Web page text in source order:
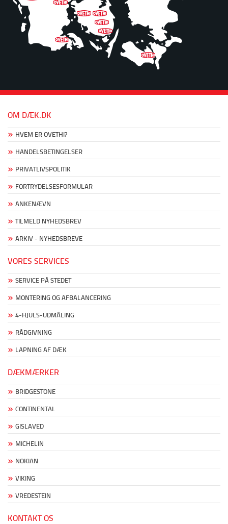
OM DÆK.DK
HVEM ER OVETHI?
HANDELSBETINGELSER
PRIVATLIVSPOLITIK
FORTRYDELSESFORMULAR
ANKENÆVN
TILMELD NYHEDSBREV
ARKIV - NYHEDSBREVE
VORES SERVICES
SERVICE PÅ STEDET
MONTERING OG AFBALANCERING
4-HJULS-UDMÅLING
RÅDGIVNING
LAPNING AF DÆK
DÆKMÆRKER
BRIDGESTONE
CONTINENTAL
GISLAVED
MICHELIN
NOKIAN
VIKING
VREDESTEIN
KONTAKT OS